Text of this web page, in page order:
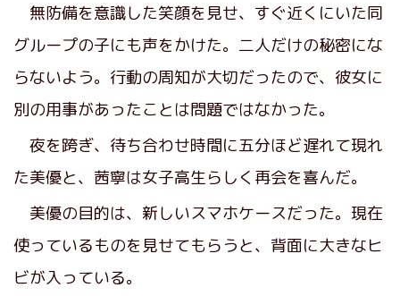
無防備を意識した笑顔を見せ、すぐ近くにいた同
グループの子にも声をかけた。二人だけの秘密にな
らないよう。行動の周知が大切だったので、彼女に
別の用事があったことは問題ではなかった。
夜を跨ぎ、待ち合わせ時間に五分ほど遅れて現れ
た美優と、茜寧は女子高生らしく再会を喜んだ。
美優の目的は、新しいスマホケースだった。現在
使っているものを見せてもらうと、背面に大きなヒ
ビが入っている。